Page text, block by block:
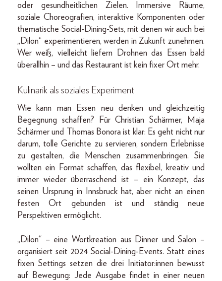
oder gesundheitlichen Zielen. Immersive Räume,
soziale Choreografien, interaktive Komponenten oder
thematische Social-Dining-Sets, mit denen wir auch bei
„Dilon“ experimentieren, werden in Zukunft zunehmen.
Wer weiß, vielleicht liefern Drohnen das Essen bald
überallhin – und das Restaurant ist kein fixer Ort mehr.
Kulinarik als soziales Experiment
Wie kann man Essen neu denken und gleichzeitig
Begegnung schaffen? Für Christian Schärmer, Maja
Schärmer und Thomas Bonora ist klar: Es geht nicht nur
darum, tolle Gerichte zu servieren, sondern Erlebnisse
zu gestalten, die Menschen zusammenbringen. Sie
wollten ein Format schaffen, das flexibel, kreativ und
immer wieder überraschend ist – ein Konzept, das
seinen Ursprung in Innsbruck hat, aber nicht an einen
festen Ort gebunden ist und ständig neue
Perspektiven ermöglicht.
„Dilon“ – eine Wortkreation aus Dinner und Salon –
organisiert seit 2024 Social-Dining-Events. Statt eines
fixen Settings setzen die drei Initiator:innen bewusst
auf Bewegung: Jede Ausgabe findet in einer neuen